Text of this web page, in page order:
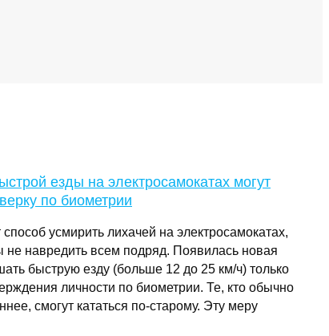
езды на электросамокатах могут
по биометрии
усмирить лихачей на электросамокатах,
не навредить всем подряд. Появилась новая
быструю езду (больше 12 до 25 км/ч) только
личности по биометрии. Те, кто обычно
смогут кататься по-старому. Эту меру